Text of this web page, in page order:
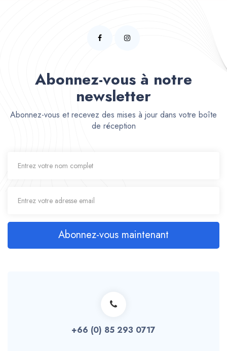
Abonnez-vous à notre
newsletter
Abonnez-vous et recevez des mises à jour dans votre boîte
de réception
Abonnez-vous maintenant
+66 (0) 85 293 0717